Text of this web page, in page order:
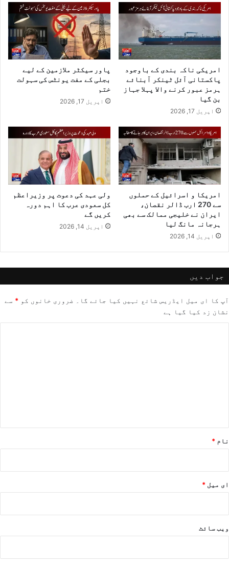
امریکی ناکہ بندی کے باوجود
پاکستانی آئل ٹینکر آبنائے
ہرمز عبور کرنے والا پہلا جہاز
بن گیا
اپریل 17, 2026
پاور سیکٹر ملازمین کے لیے
بجلی کے مفت یونٹس کی سہولت
ختم
اپریل 17, 2026
امریکا و اسرائیل کے حملوں
سے 270 ارب ڈالر نقصان،
ایران نے خلیجی ممالک سے بھی
ہرجانہ مانگ لیا
اپریل 14, 2026
ولی عہد کی دعوت پر وزیراعظم
کل سعودی عرب کا اہم دورہ
کریں گے
اپریل 14, 2026
جواب دیں
آپ کا ای میل ایڈریس شائع نہیں کیا جائے گا۔ ضروری خانوں کو * سے
نشان زد کیا گیا ہے
نام *
ای میل *
ویب‌ سائٹ